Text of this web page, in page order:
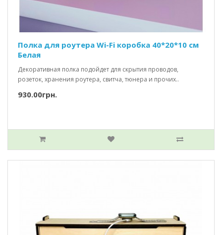
Полка для роутера Wi-Fi коробка 40*20*10 см
Белая
Декоративная полка подойдет для скрытия проводов,
розеток, хранения роутера, свитча, тюнера и прочих..
930.00грн.